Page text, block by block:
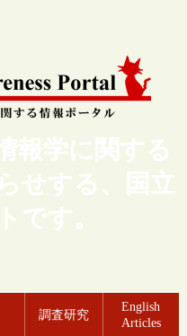
報学に関する
せする、国立
です。
調査研究
English
Articles